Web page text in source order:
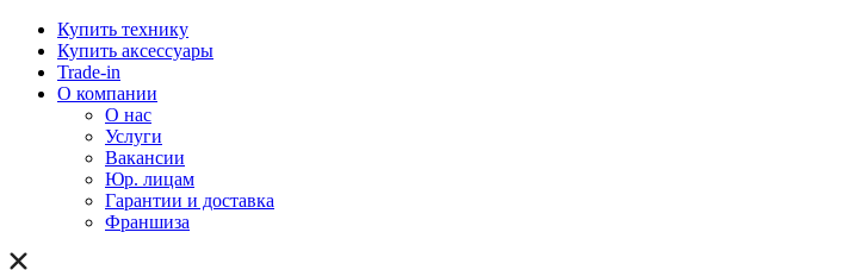
Купить технику
Купить аксессуары
Trade-in
О компании
О нас
Услуги
Вакансии
Юр. лицам
Гарантии и доставка
Франшиза